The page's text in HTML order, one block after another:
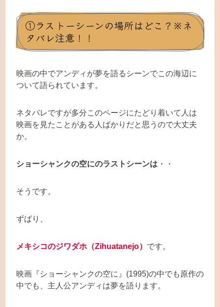
①ラストーシーンの場所はどこ？※ネ
タバレ注意！！
映画の中でアンディが夢を語るシーンでこの海辺に
ついて語られています。
ネタバレですが多分このページにたどり着いて人は
映画を見たことがある人ばかりだと思うので大丈夫
か。
ショーシャンクの空にのラストシーンは ・・
そうです。
ずばり、
メキシコのジワダホ（Zihuatanejo） です。
映画『ショーシャンクの空に』(1995)の中でも原作の
中でも、主人公アンディは夢を語ります。